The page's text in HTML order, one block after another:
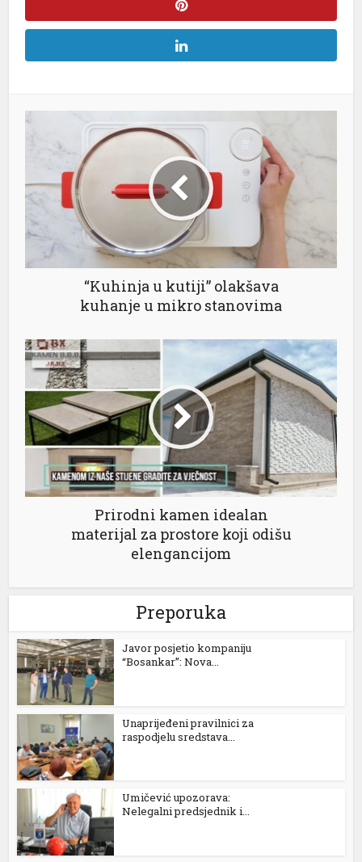
“Kuhinja u kutiji” olakšava
kuhanje u mikro stanovima
Prirodni kamen idealan
materijal za prostore koji odišu
elengancijom
Preporuka
Javor posjetio kompaniju
“Bosankar”: Nova...
Unaprijeđeni pravilnici za
raspodjelu sredstava...
Umičević upozorava:
Nelegalni predsjednik i...